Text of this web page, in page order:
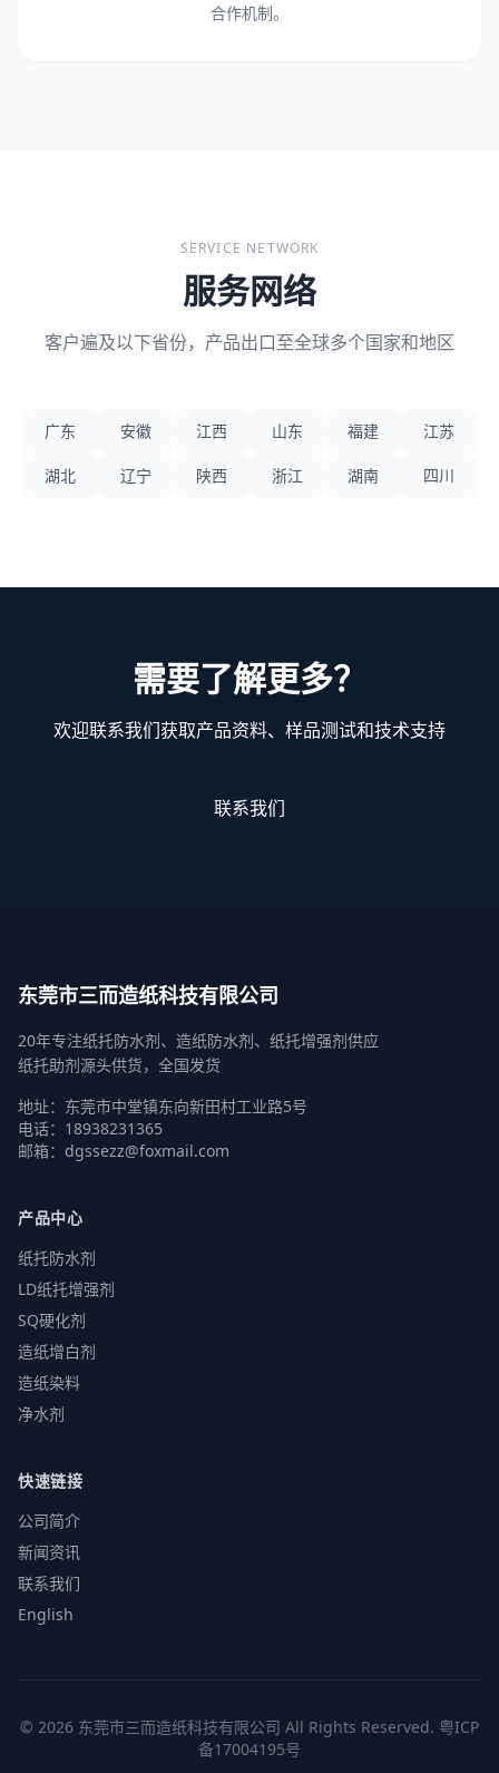
合作机制。
SERVICE NETWORK
服务网络
客户遍及以下省份，产品出口至全球多个国家和地区
广东 安徽 江西 山东 福建 江苏
湖北 辽宁 陕西 浙江 湖南 四川
需要了解更多？
欢迎联系我们获取产品资料、样品测试和技术支持
联系我们
东莞市三而造纸科技有限公司
20年专注纸托防水剂、造纸防水剂、纸托增强剂供应
纸托助剂源头供货，全国发货
地址：东莞市中堂镇东向新田村工业路5号
电话：18938231365
邮箱：dgssezz@foxmail.com
产品中心
纸托防水剂
LD纸托增强剂
SQ硬化剂
造纸增白剂
造纸染料
净水剂
快速链接
公司简介
新闻资讯
联系我们
English
© 2026 东莞市三而造纸科技有限公司 All Rights Reserved. 粤ICP
备17004195号